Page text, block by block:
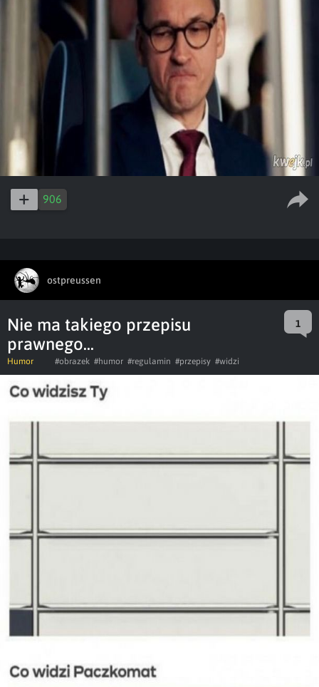
906
ostpreussen
Nie ma takiego przepisu
prawnego...
1
Humor #obrazek #humor #regulamin #przepisy #widzi